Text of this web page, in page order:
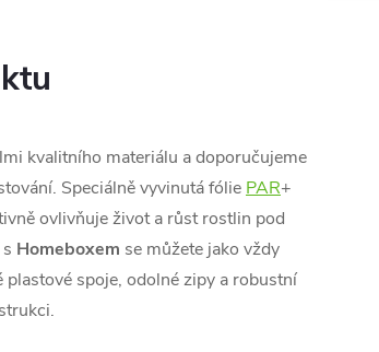
kvalitního materiálu a doporučujeme
Speciálně vyvinutá fólie PAR+
ovlivňuje život a růst rostlin pod
Homeboxem se můžete jako vždy
spoje, odolné zipy a robustní